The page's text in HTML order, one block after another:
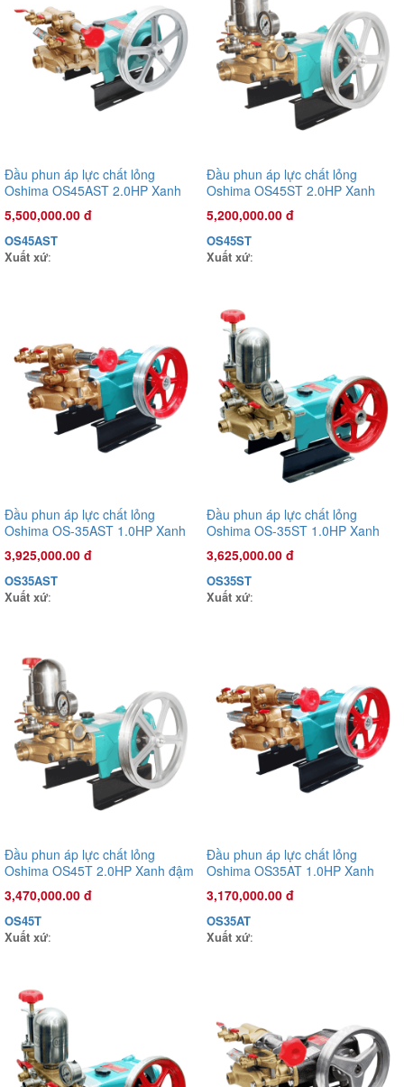
Đầu phun áp lực chất lỏng Con Ong Vàng COV26C 1.0HP Cam
1,135,000.00 đ
COV26C
Đầu phun áp lực chất lỏng Con Ong Vàng COV22R 1.0HP Xanh
1,135,000.00 đ
COV22R
Đầu phun áp lực chất lỏng
Oshima OS45AST 2.0HP Xanh
đậm (hoạt động bằng sức kéo
động cơ)
5,500,000.00 đ
OS45AST
Xuất xứ:
Đầu phun áp lực chất lỏng
Oshima OS45ST 2.0HP Xanh
đậm (hoạt động bằng sức kéo
động cơ)
5,200,000.00 đ
OS45ST
Xuất xứ:
Đầu phun áp lực chất lỏng
Oshima OS-35AST 1.0HP Xanh
đậm (hoạt động bằng sức kéo
động cơ)
3,925,000.00 đ
OS35AST
Xuất xứ:
Đầu phun áp lực chất lỏng
Oshima OS-35ST 1.0HP Xanh
đậm (hoạt động bằng sức kéo
động cơ)
3,625,000.00 đ
OS35ST
Xuất xứ:
Đầu phun áp lực chất lỏng
Oshima OS45T 2.0HP Xanh đậm
(hoạt động bằng sức kéo động
cơ)
3,470,000.00 đ
OS45T
Xuất xứ:
Đầu phun áp lực chất lỏng
Oshima OS35AT 1.0HP Xanh
đậm (hoạt động bằng sức kéo
động cơ)
3,170,000.00 đ
OS35AT
Xuất xứ: